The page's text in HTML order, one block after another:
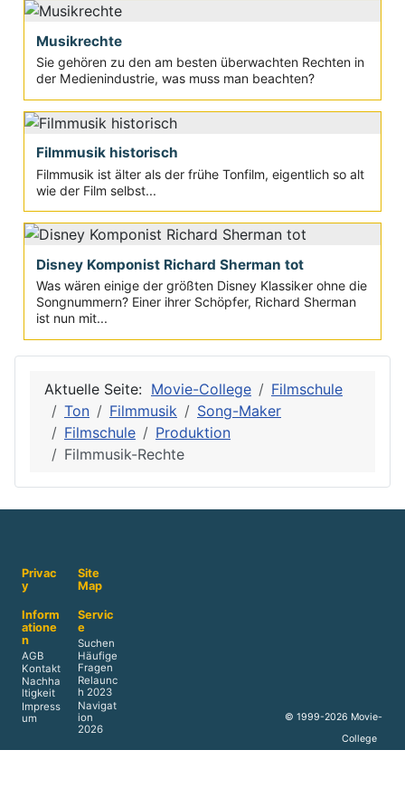
Musikrechte
Sie gehören zu den am besten überwachten Rechten in
der Medienindustrie, was muss man beachten?
Filmmusik historisch
Filmmusik ist älter als der frühe Tonfilm, eigentlich so alt
wie der Film selbst...
Disney Komponist Richard Sherman tot
Was wären einige der größten Disney Klassiker ohne die
Songnummern? Einer ihrer Schöpfer, Richard Sherman
ist nun mit...
Aktuelle Seite: Movie-College
Filmschule
Ton
Filmmusik
Song-Maker
Filmschule
Produktion
Filmmusik-Rechte
Privac
y
Site
Map
Inform
atione
n
AGB
Kontakt
Nachha
ltigkeit
Impress
um
Servic
e
Suchen
Häufige
Fragen
Relaunc
h 2023
Navigat
ion
2026
Presse
Verlag
© 1999-2026 Movie-
College